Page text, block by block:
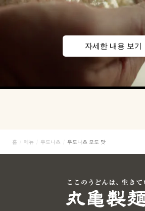
자세한 내용 보기
홈 메뉴 우도나츠 우도나츠 모도 맛